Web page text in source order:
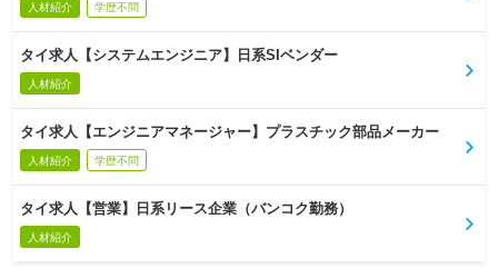
人材紹介 学歴不問
タイ求人【システムエンジニア】日系SIベンダー
人材紹介
タイ求人【エンジニアマネージャー】プラスチック部品メーカー
人材紹介 学歴不問
タイ求人【営業】日系リース企業（バンコク勤務）
人材紹介